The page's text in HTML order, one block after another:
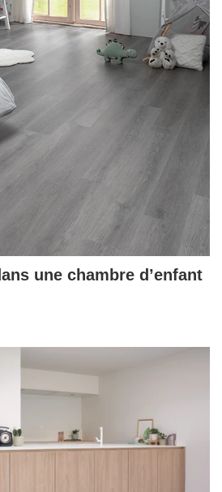
une chambre d’enfant